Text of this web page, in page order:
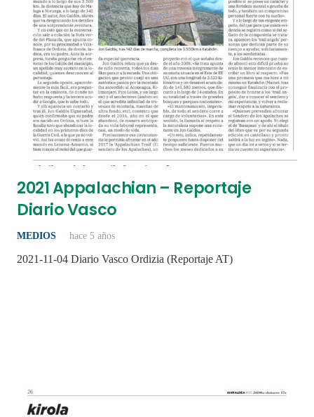
2021 Appalachian – Reportaje
Diario Vasco
MEDIOS hace 5 años
2021-11-04 Diario Vasco Ordizia (Reportaje AT)